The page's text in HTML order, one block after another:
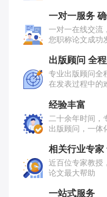
一对一服务
一对一在线交流
您职称论文成功
出版顾问 全
专业出版顾问全
在发表过程中的
经验丰富
二十余年时间，
出版顾问，一体
相关行业专家
近百位专家教授
论文最大帮助
一站式服务